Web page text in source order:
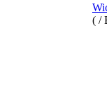
( /